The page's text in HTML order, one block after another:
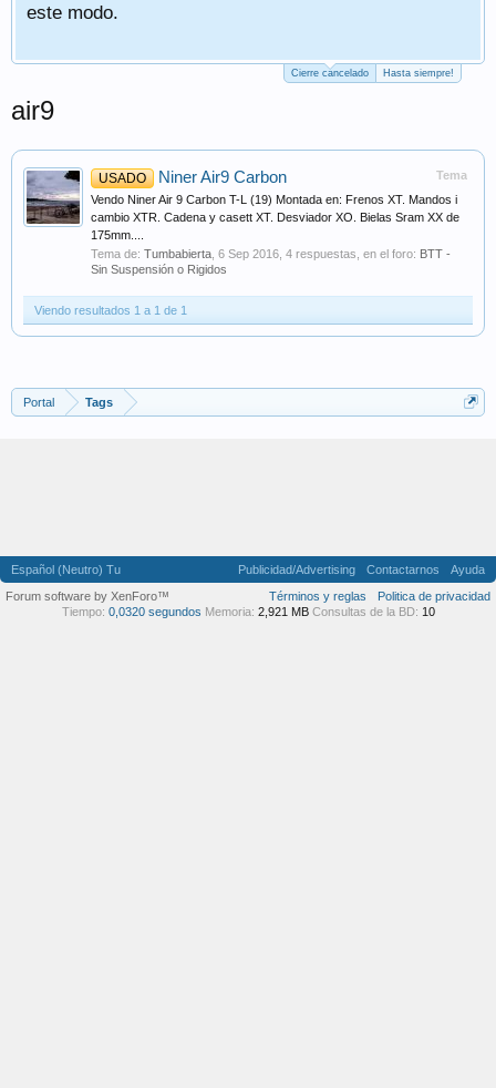
este modo.
Cierre cancelado Hasta siempre!
air9
Tema
USADO Niner Air9 Carbon
Vendo Niner Air 9 Carbon T-L (19) Montada en: Frenos XT. Mandos i
cambio XTR. Cadena y casett XT. Desviador XO. Bielas Sram XX de
175mm....
Tema de: Tumbabierta 6 Sep 2016 , 4 respuestas, en el foro: BTT -
Sin Suspensión o Rigidos
Viendo resultados 1 a 1 de 1
Portal Tags
Español (Neutro) Tu Publicidad/Advertising Contactarnos
Ayuda
Términos y reglas
Politica de privacidad
Forum software by XenForo™
Tiempo: 0,0320 segundos Memoria: 2,921 MB Consultas de la BD: 10